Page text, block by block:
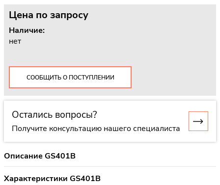
Цена по запросу
Наличие:
нет
СООБЩИТЬ О ПОСТУПЛЕНИИ
Остались вопросы?
Получите консультацию нашего специалиста
Описание GS401B
Характеристики GS401B